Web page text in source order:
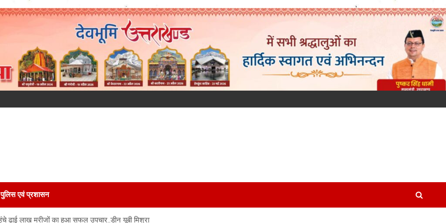
पुलिस एवं प्रशासन
ढाई लाख मरीजों का हुआ सफल उपचार..डीन यूबी मिश्रा